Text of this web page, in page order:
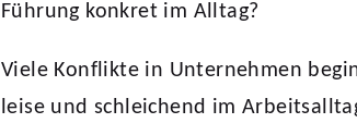
Führung konkret im Alltag?
Viele Konflikte in Unternehmen
leise und schleichend im